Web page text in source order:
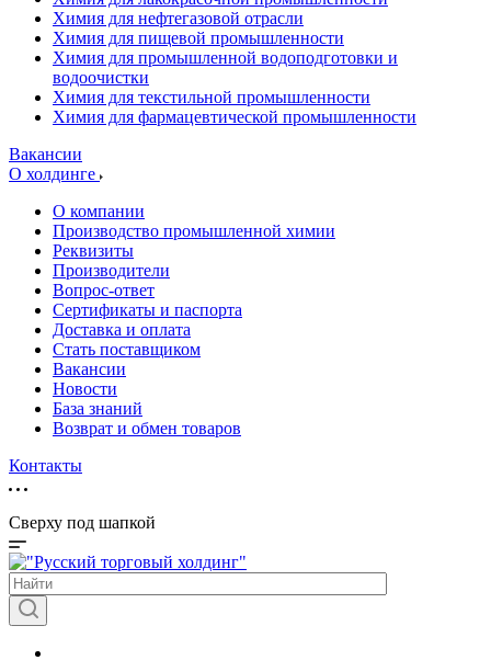
Химия для нефтегазовой отрасли
Химия для пищевой промышленности
Химия для промышленной водоподготовки и
водоочистки
Химия для текстильной промышленности
Химия для фармацевтической промышленности
Вакансии
О холдинге
О компании
Производство промышленной химии
Реквизиты
Производители
Вопрос-ответ
Сертификаты и паспорта
Доставка и оплата
Стать поставщиком
Вакансии
Новости
База знаний
Возврат и обмен товаров
Контакты
Сверху под шапкой